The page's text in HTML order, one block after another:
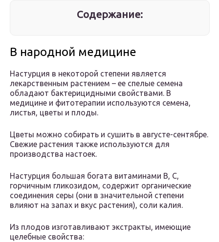
Содержание:
В народной медицине
Настурция в некоторой степени является
лекарственным растением – ее спелые семена
обладают бактерицидными свойствами. В
медицине и фитотерапии используются семена,
листья, цветы и плоды.
Цветы можно собирать и сушить в августе-сентябре.
Свежие растения также используются для
производства настоек.
Настурция большая богата витаминами В, С,
горчичным гликозидом, содержит органические
соединения серы (они в значительной степени
влияют на запах и вкус растения), соли калия.
Из плодов изготавливают экстракты, имеющие
целебные свойства: